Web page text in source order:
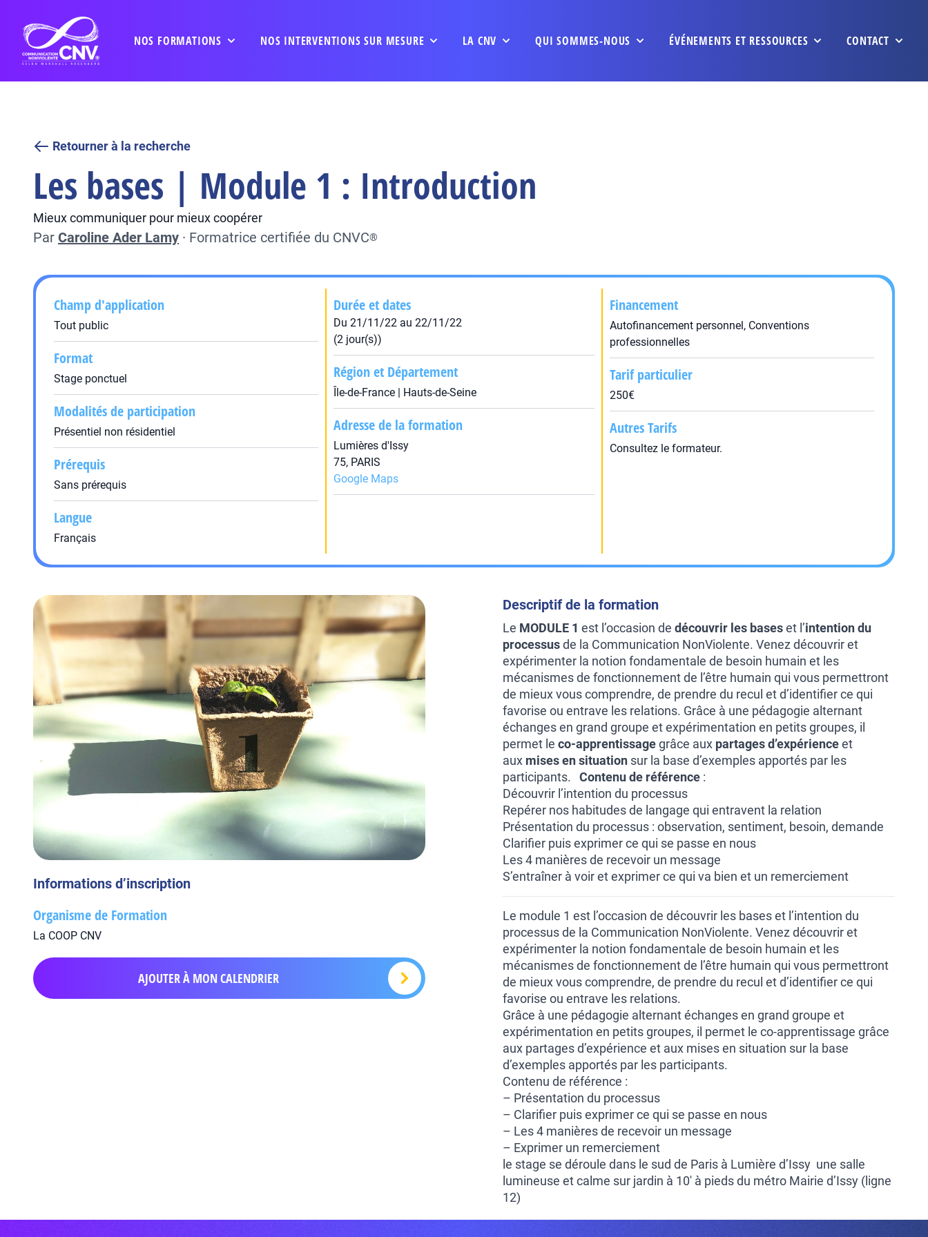
NOS FORMATIONS NOS INTERVENTIONS SUR MESURE LA CNV QUI SOMMES-NOUS ÉVÉNEMENTS ET RESSOURCES CONTACT
Retourner à la recherche
Les bases | Module 1 : Introduction
Mieux communiquer pour mieux coopérer
Par Caroline Ader Lamy · Formatrice certifiée du CNVC®
Champ d'application
Tout public
Format
Stage ponctuel
Modalités de participation
Présentiel non résidentiel
Prérequis
Sans prérequis
Langue
Français
Durée et dates
Du 21/11/22 au 22/11/22
(2 jour(s))
Région et Département
Île-de-France | Hauts-de-Seine
Adresse de la formation
Lumières d'Issy
75, PARIS
Google Maps
Financement
Autofinancement personnel, Conventions
professionnelles
Tarif particulier
250€
Autres Tarifs
Consultez le formateur.
Informations d’inscription
Organisme de Formation
La COOP CNV
AJOUTER À MON CALENDRIER
Descriptif de la formation
Le MODULE 1 est l’occasion de découvrir les baseset l’intention du
processusde la Communication NonViolente. Venez découvrir et
expérimenter la notion fondamentale de besoin humain et les
mécanismes de fonctionnement de l’être humain qui vous permettront
de mieux vous comprendre, de prendre du recul et d’identifier ce qui
favorise ou entrave les relations. Grâce à une pédagogie alternant
échanges en grand groupe et expérimentation en petits groupes, il
permet le co-apprentissagegrâce aux partages d’expérienceet
aux mises en situation sur la base d’exemples apportés par les
participants. Contenu de référence :
Découvrir l’intention du processus
Repérer nos habitudes de langage qui entravent la relation
Présentation du processus : observation, sentiment, besoin, demande
Clarifier puis exprimer ce qui se passe en nous
Les 4 manières de recevoir un message
S’entraîner à voir et exprimer ce qui va bien et un remerciement
Le module 1 est l’occasion de découvrir les bases et l’intention du
processus de la Communication NonViolente. Venez découvrir et
expérimenter la notion fondamentale de besoin humain et les
mécanismes de fonctionnement de l’être humain qui vous permettront
de mieux vous comprendre, de prendre du recul et d’identifier ce qui
favorise ou entrave les relations.
Grâce à une pédagogie alternant échanges en grand groupe et
expérimentation en petits groupes, il permet le co-apprentissage grâce
aux partages d’expérience et aux mises en situation sur la base
d’exemples apportés par les participants.
Contenu de référence :
– Présentation du processus
– Clarifier puis exprimer ce qui se passe en nous
– Les 4 manières de recevoir un message
– Exprimer un remerciement
le stage se déroule dans le sud de Paris à Lumière d’Issy une salle
lumineuse et calme sur jardin à 10′ à pieds du métro Mairie d’Issy (ligne
12)